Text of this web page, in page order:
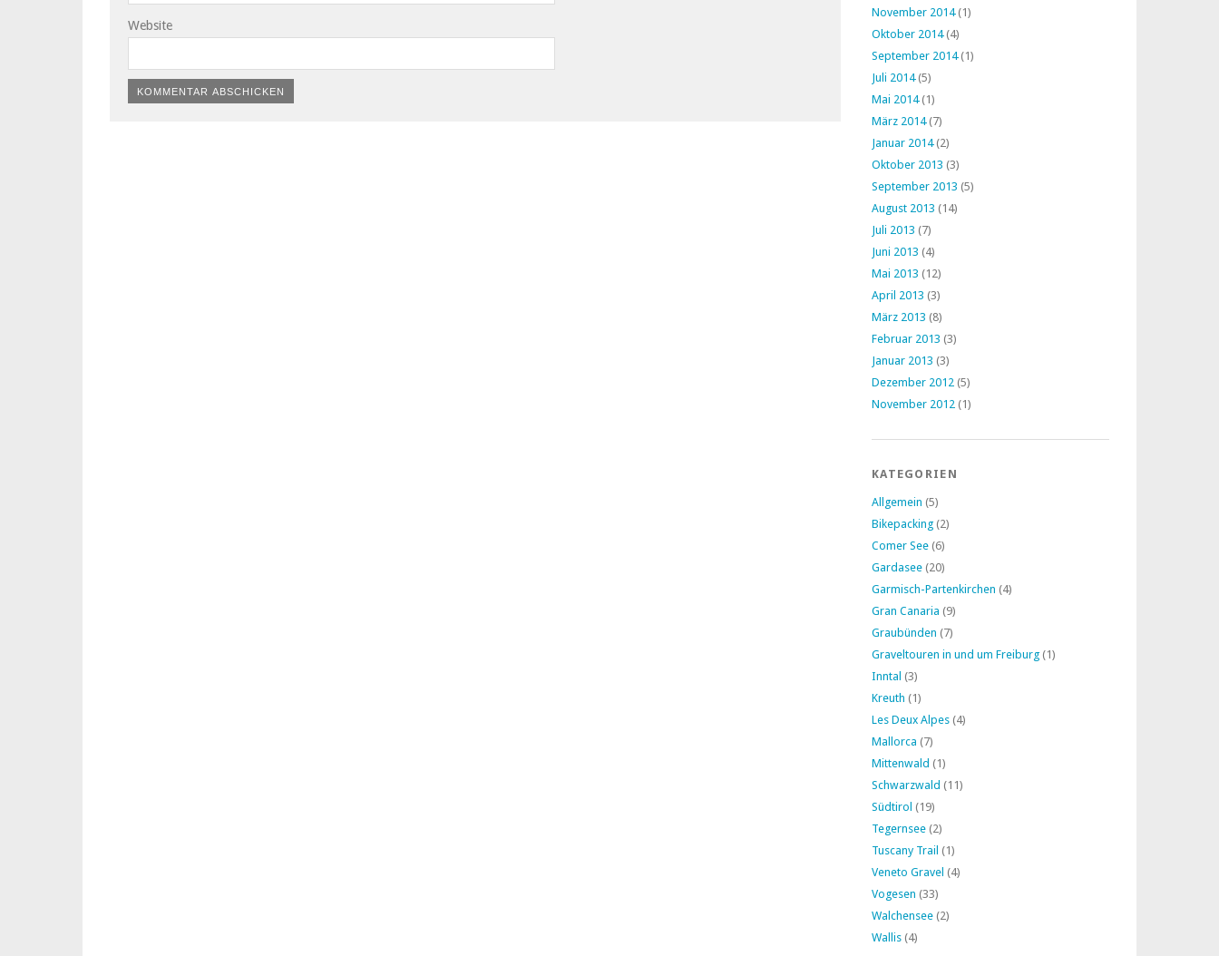
Website
November 2014(1)
Oktober 2014(4)
September 2014(1)
Juli 2014(5)
Mai 2014(1)
März 2014(7)
Januar 2014(2)
Oktober 2013 (3)
September 2013 (5)
August 2013 (14)
Juli 2013 (7)
Juni 2013 (4)
Mai 2013 (12)
April 2013 (3)
März 2013 (8)
Februar 2013 (3)
Januar 2013 (3)
Dezember 2012 (5)
November 2012 (1)
KATEGORIEN
Allgemein (5)
Bikepacking (2)
Comer See (6)
Gardasee (20)
Garmisch-Partenkirchen (4)
Gran Canaria (9)
Graubünden (7)
Graveltouren in und um Freiburg (1)
Inntal (3)
Kreuth (1)
Les Deux Alpes (4)
Mallorca (7)
Mittenwald (1)
Schwarzwald (11)
Südtirol (19)
Tegernsee (2)
Tuscany Trail (1)
Veneto Gravel (4)
Vogesen (33)
Walchensee (2)
Wallis (4)